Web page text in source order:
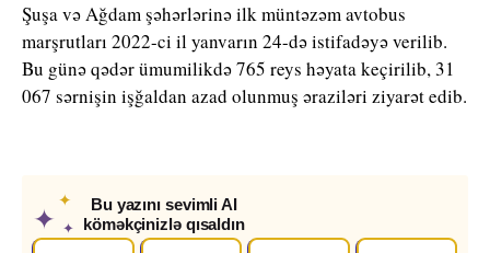
Şuşa və Ağdam şəhərlərinə ilk müntəzəm avtobus
marşrutları 2022-ci il yanvarın 24-də istifadəyə verilib.
Bu günə qədər ümumilikdə 765 reys həyata keçirilib, 31
067 sərnişin işğaldan azad olunmuş əraziləri ziyarət edib.
✦
✦
✦
Bu yazını sevimli AI
köməkçinizlə qısaldın